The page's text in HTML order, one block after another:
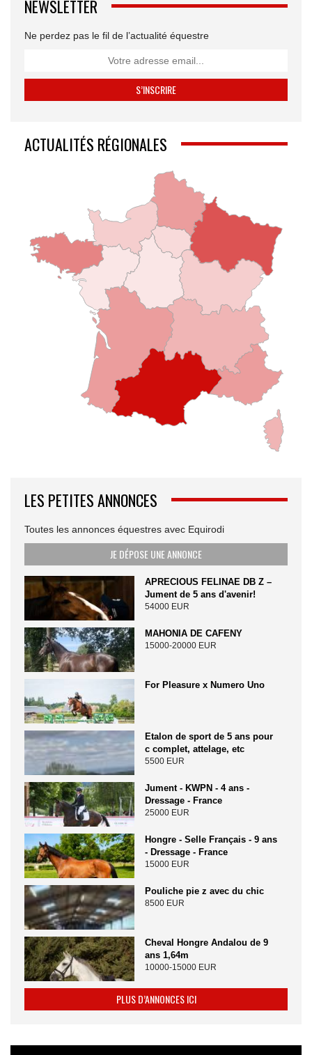
NEWSLETTER
Ne perdez pas le fil de l’actualité équestre
ACTUALITÉS RÉGIONALES
LES PETITES ANNONCES
Toutes les annonces équestres avec Equirodi
JE DÉPOSE UNE ANNONCE
APRECIOUS FELINAE DB Z –
Jument de 5 ans d'avenir!
54000 EUR
MAHONIA DE CAFENY
15000-20000 EUR
For Pleasure x Numero Uno
Etalon de sport de 5 ans pour
c complet, attelage, etc
5500 EUR
Jument - KWPN - 4 ans -
Dressage - France
25000 EUR
Hongre - Selle Français - 9 ans
- Dressage - France
15000 EUR
Pouliche pie z avec du chic
8500 EUR
Cheval Hongre Andalou de 9
ans 1,64m
10000-15000 EUR
PLUS D’ANNONCES ICI